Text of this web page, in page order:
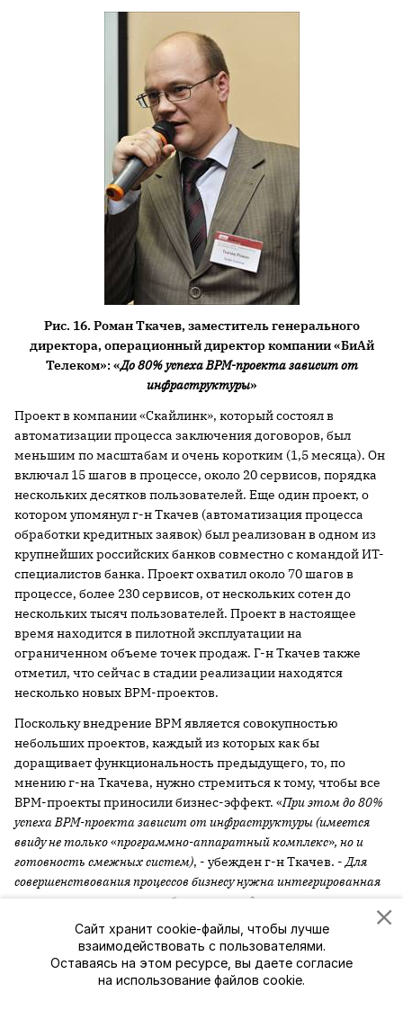
Рис. 16. Роман Ткачев, заместитель генерального
директора, операционный директор компании «БиАй
Телеком»: «До 80% успеха BPM-проекта зависит от
инфраструктуры»
Проект в компании «Скайлинк», который состоял в
автоматизации процесса заключения договоров, был
меньшим по масштабам и очень коротким (1,5 месяца). Он
включал 15 шагов в процессе, около 20 сервисов, порядка
нескольких десятков пользователей. Еще один проект, о
котором упомянул г-н Ткачев (автоматизация процесса
обработки кредитных заявок) был реализован в одном из
крупнейших российских банков совместно с командой ИТ-
специалистов банка. Проект охватил около 70 шагов в
процессе, более 230 сервисов, от нескольких сотен до
нескольких тысяч пользователей. Проект в настоящее
время находится в пилотной эксплуатации на
ограниченном объеме точек продаж. Г-н Ткачев также
отметил, что сейчас в стадии реализации находятся
несколько новых BPM-проектов.
Поскольку внедрение BPM является совокупностью
небольших проектов, каждый из которых как бы
доращивает функциональность предыдущего, то, по
мнению г-на Ткачева, нужно стремиться к тому, чтобы все
BPM-проекты приносили бизнес-эффект. «При этом до 80%
успеха BPM-проекта зависит от инфраструктуры (имеется
ввиду не только«программно-аппаратный комплекс», но и
готовность смежных систем), - убежден г-н Ткачев. -Для
совершенствования процессов бизнесу нужна интегрированная
технология, реализующая бесшовное соединение
стратегических планов с оперативной деятельностью
Таблица 1. Отличия традиционного проекта от BPM-
проекта
(источник: «БиАй Телеком», 2009)
Сайт хранит cookie-файлы, чтобы лучше
взаимодействовать с пользователями.
Оставаясь на этом ресурсе, вы даете согласие
на использование файлов cookie.